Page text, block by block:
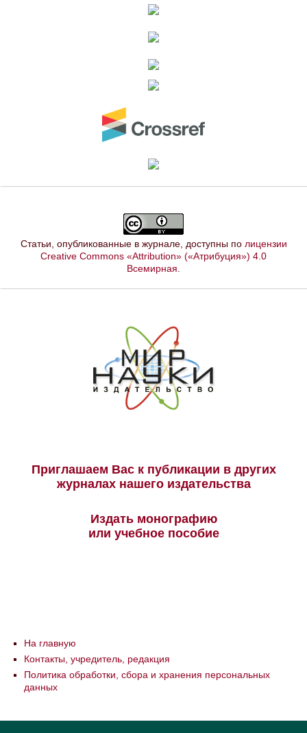
Статьи, опубликованные в журнале, доступны по лицензии
Creative Commons «Attribution» («Атрибуция») 4.0
Всемирная
Приглашаем Вас к публикации в других
журналах нашего издательства
Издать монографию
или учебное пособие
На главную
Контакты, учредитель, редакция
Политика обработки, сбора и хранения персональных
данных